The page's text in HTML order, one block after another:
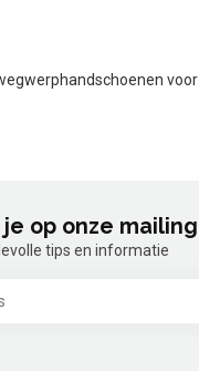
voor
op onze mailing
tips en informatie